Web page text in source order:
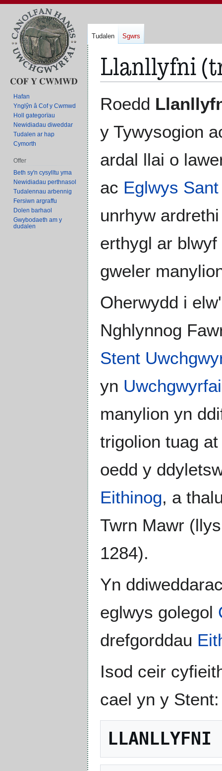
Llanllyfni
i'r
llywio
i'r
chwilio
Roedd
y Tywysogion
ardal llai o
ac Eglwys
unrhyw
erthygl ar
gweler
Oherwydd i
Nghlynnog
Stent
yn Uwchgwyrfai
manylion yn
trigolion tuag
oedd y
Eithinog, a
Twrn Mawr
1284).
Yn
eglwys golegol
drefgorddau
Isod ceir
cael yn y Stent:
LLANLLYFNI
Tudalen Sgwrs
Hafan
Ynglŷn â Cof y Cwmwd
Holl gategorïau
Newidiadau diweddar
Tudalen ar hap
Cymorth
Offer
Beth sy'n cysylltu yma
Newidiadau perthnasol
Tudalennau arbennig
Fersiwn argraffu
Dolen barhaol
Gwybodaeth am y
dudalen